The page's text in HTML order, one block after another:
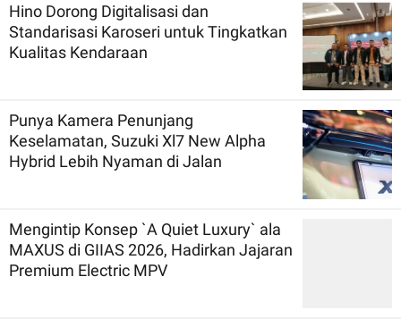
Hino Dorong Digitalisasi dan
Standarisasi Karoseri untuk Tingkatkan
Kualitas Kendaraan
Punya Kamera Penunjang
Keselamatan, Suzuki Xl7 New Alpha
Hybrid Lebih Nyaman di Jalan
Mengintip Konsep `A Quiet Luxury` ala
MAXUS di GIIAS 2026, Hadirkan Jajaran
Premium Electric MPV